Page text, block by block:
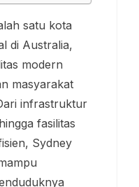
satu kota
di Australia,
modern
masyarakat
infrastruktur
fasilitas
Sydney